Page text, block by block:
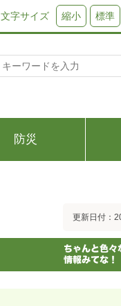
文字サイズ 縮小 標準
防災
更新日付：